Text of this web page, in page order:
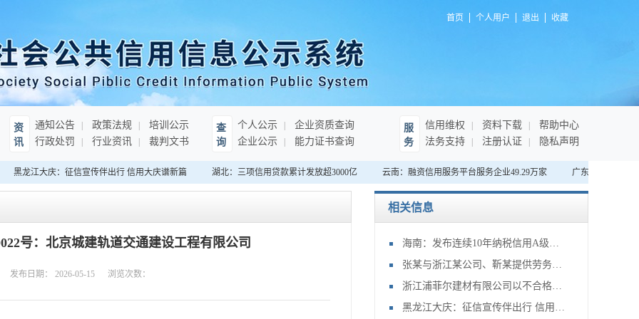
首页 个人用户 退出 收藏
资
讯
通知公告 政策法规
培训公示
行政处罚
行业资讯 裁判文书
查
询
个人公示
企业资质查询
企业公示
能力证书查询
服
务
信用维权 资料下载
帮助中心
法务支持
注册认证 隐私声明
黑龙江大庆：征信宣传伴出行 信用大庆谱新篇 湖北：三项信用贷款累计发放超3000亿 云南：融资信用服务平台服务企业49.29万家 广东深圳：首家“
相关信息
海南：发布连续10年纳税信用A级企业名单，将享绿色通道等激励措施
张某与浙江某公司、靳某提供劳务者致害责任纠纷申请再审审查一案
浙江浦菲尔建材有限公司以不合格产品冒充合格产品案
黑龙江大庆：征信宣传伴出行 信用大庆谱新篇
号：北京城建轨道交通建设工程有限公司
发布日期： 2026-05-15 浏览次数：